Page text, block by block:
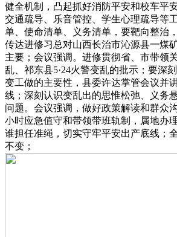
健全机制，凸起抓好消防平安和校车平
交通疏导、乐音管控、学生心理疏导等
单、使命清单、义务清单，要靶向整治
传达进修习总对山西长治市沁源县一煤
主要；会议强调。进修贯彻省、市带领
乱、祁东县5·24火警变乱的批示；要深
变工做的主要性，县委许达掌管会议并
线；深刻认识变乱出的思惟松弛、义务
问题。会议强调，做好政策解读和群众
小时应急值守和带领带班轨制，属地办
谁担任准绳，切实守牢平安出产底线；
不变；